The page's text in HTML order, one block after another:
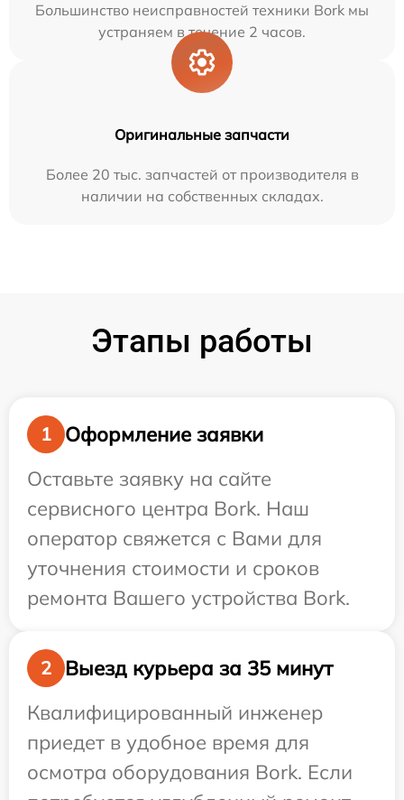
Большинство неисправностей техники Bork мы
устраняем в течение 2 часов.
Оригинальные запчасти
Более 20 тыс. запчастей от производителя в
наличии на собственных складах.
Этапы работы
1
Оформление заявки
Оставьте заявку на сайте
сервисного центра Bork. Наш
оператор свяжется с Вами для
уточнения стоимости и сроков
ремонта Вашего устройства Bork.
2
Выезд курьера за 35 минут
Квалифицированный инженер
приедет в удобное время для
осмотра оборудования Bork. Если